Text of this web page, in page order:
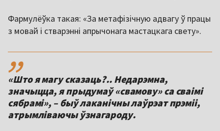
Фармулёўка такая: «За метафізічную адвагу ў працы
з мовай і стварэнні апрычонага мастацкага свету».
,,
«Што я магу сказаць?.. Недарэмна,
значыцца, я прыдумаў «свамову» са сваімі
сябрамі», – быў лаканічны лаўрэат прэміі,
атрымліваючы ўзнагароду.